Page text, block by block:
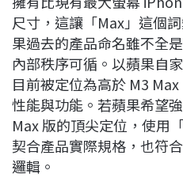
尺寸，這讓「Max」這個
果過去的產品命名雖不全
內部秩序可循。以蘋果自
目前被定位為高於 M3
性能與功能。若蘋果希望
Max 版的頂尖定位，使用
契合產品實際規格，也符
邏輯。